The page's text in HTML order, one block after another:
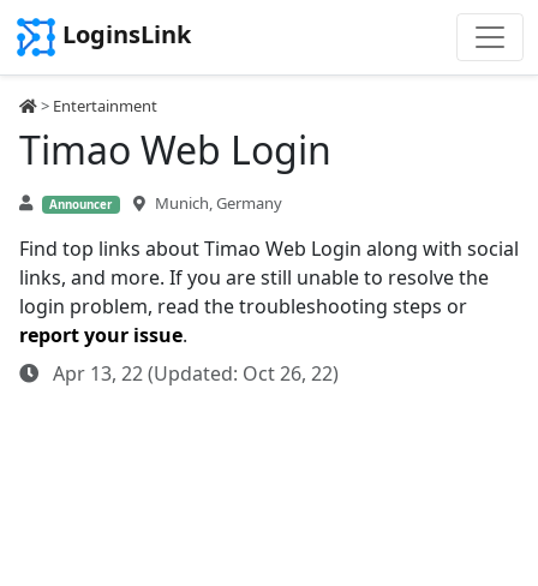
LoginsLink
> Entertainment
Timao Web Login
Announcer Munich, Germany
Find top links about Timao Web Login along with social
links, and more. If you are still unable to resolve the
login problem, read the troubleshooting steps or
report your issue.
Apr 13, 22 (Updated: Oct 26, 22)